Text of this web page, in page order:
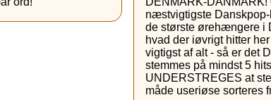
næstvigtigste
de største ørehængere i
hvad der iøvrigt hitter
vigtigst af alt - så er det
stemmes på mindst 5
UNDERSTREGES at
måde useriøse sorteres